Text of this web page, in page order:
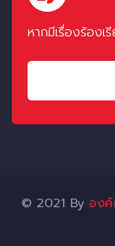
หากมีเรื่องร้อง
© 2021 By อง